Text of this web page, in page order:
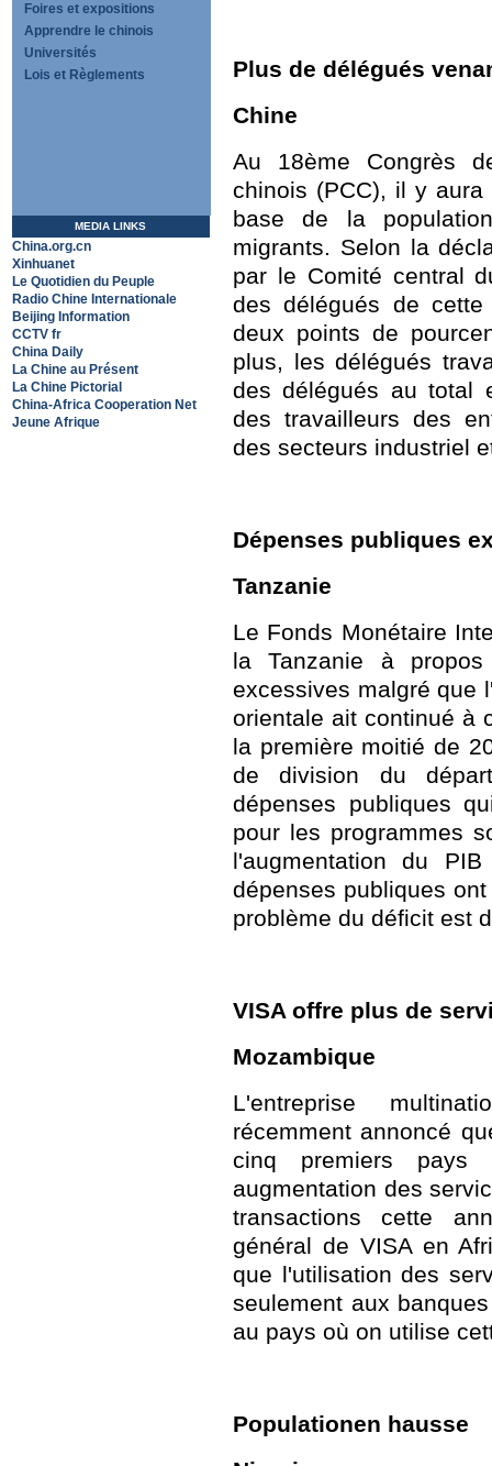
Foires et expositions
Apprendre le chinois
Universités
Lois et Règlements
MEDIA LINKS
China.org.cn
Xinhuanet
Le Quotidien du Peuple
Radio Chine Internationale
Beijing Information
CCTV fr
China Daily
La Chine au Présent
La Chine Pictorial
China-Africa Cooperation Net
Jeune Afrique
Plus de délégués
Chine
Au 18ème Congrès
chinois (PCC), il y
base de la
migrants. Selon la
par le Comité central
des délégués de
deux points de
plus, les délégués
des délégués au total
des travailleurs des
des secteurs industriel
Dépenses publiques
Tanzanie
Le Fonds Monétaire
la Tanzanie à
excessives malgré que
orientale ait continué à
la première moitié de
de division du
dépenses publiques
pour les programmes
l'augmentation du
dépenses publiques
problème du déficit est
VISA offre plus de
Mozambique
L'entreprise
récemment annoncé
cinq premiers pays
augmentation des
transactions cette
général de VISA en
que l'utilisation des
seulement aux
au pays où on utilise
Populationen hausse